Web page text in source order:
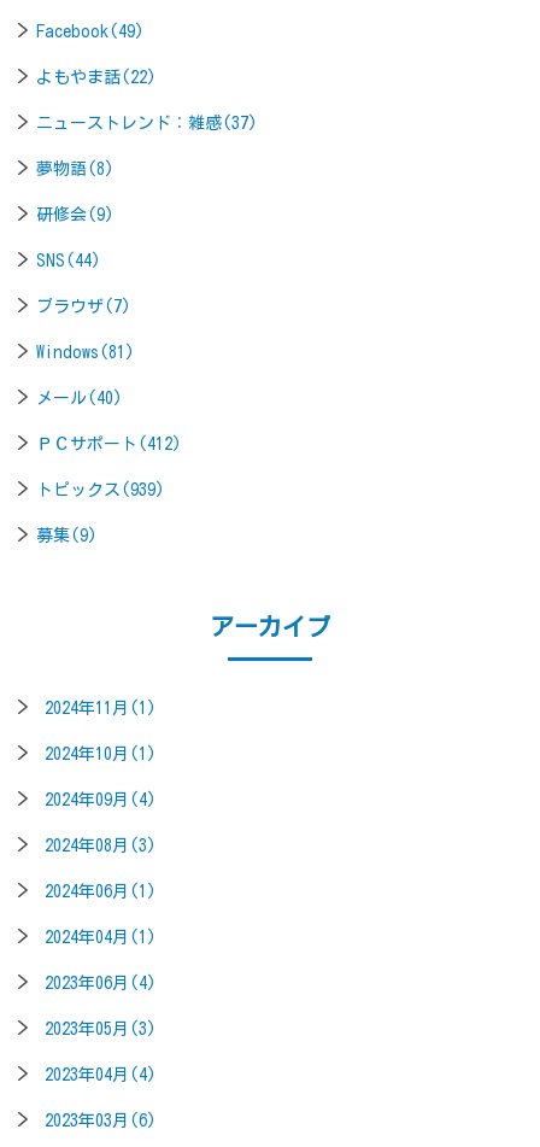
Facebook(49)
よもやま話(22)
ニューストレンド：雑感(37)
夢物語(8)
研修会(9)
SNS(44)
ブラウザ(7)
Windows(81)
メール(40)
ＰＣサポート(412)
トピックス(939)
募集(9)
アーカイブ
2024年11月(1)
2024年10月(1)
2024年09月(4)
2024年08月(3)
2024年06月(1)
2024年04月(1)
2023年06月(4)
2023年05月(3)
2023年04月(4)
2023年03月(6)